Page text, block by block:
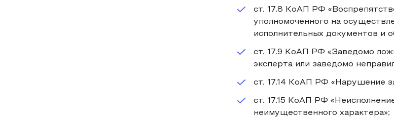
ст. 17.8 КоАП РФ
уполномоченного на
исполнительных документов и
ст. 17.9 КоАП РФ «Заведомо
эксперта или заведомо
ст. 17.14 КоАП РФ «Нарушение
ст. 17.15 КоАП РФ
неимущественного характера»;